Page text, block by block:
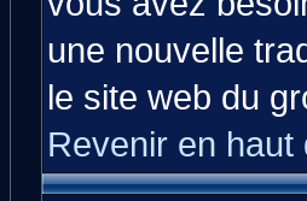
une nouvelle
le site web du
Revenir en haut